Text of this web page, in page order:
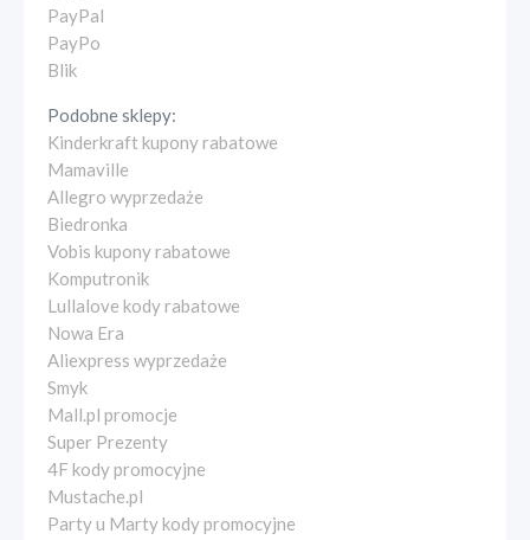
PayPal
PayPo
Blik
Podobne sklepy:
Kinderkraft kupony rabatowe
Mamaville
Allegro wyprzedaże
Biedronka
Vobis kupony rabatowe
Komputronik
Lullalove kody rabatowe
Nowa Era
Aliexpress wyprzedaże
Smyk
Mall.pl promocje
Super Prezenty
4F kody promocyjne
Mustache.pl
Party u Marty kody promocyjne